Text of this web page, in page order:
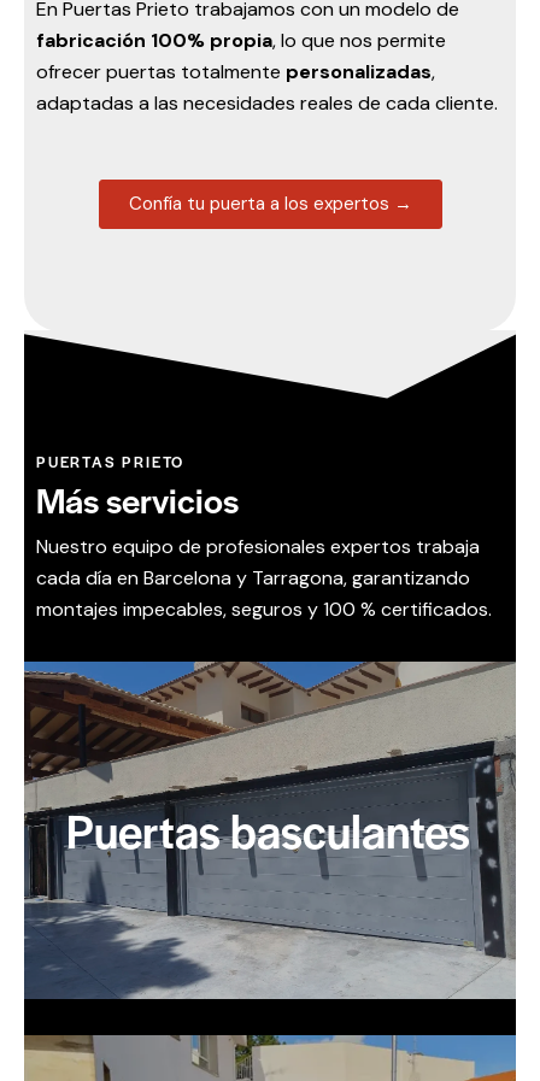
En Puertas Prieto trabajamos con un modelo de
fabricación 100% propia, lo que nos permite
ofrecer puertas totalmente personalizadas,
adaptadas a las necesidades reales de cada cliente.
Confía tu puerta a los expertos →
PUERTAS PRIETO
Másservicios
Nuestro equipo de profesionales expertos trabaja
cada día en Barcelona y Tarragona, garantizando
montajes impecables, seguros y 100 % certificados.
Puertas basculantes